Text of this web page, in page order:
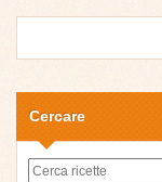
Cercare